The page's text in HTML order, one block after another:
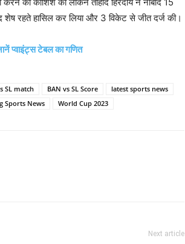
रहते हासिल कर लिया और 3 विकेट से जीत दर्ज की।
प्वाइंट्स टेबल का गणित
SL match BAN vs SL Score
latest sports news
Sports News World Cup 2023
Next article